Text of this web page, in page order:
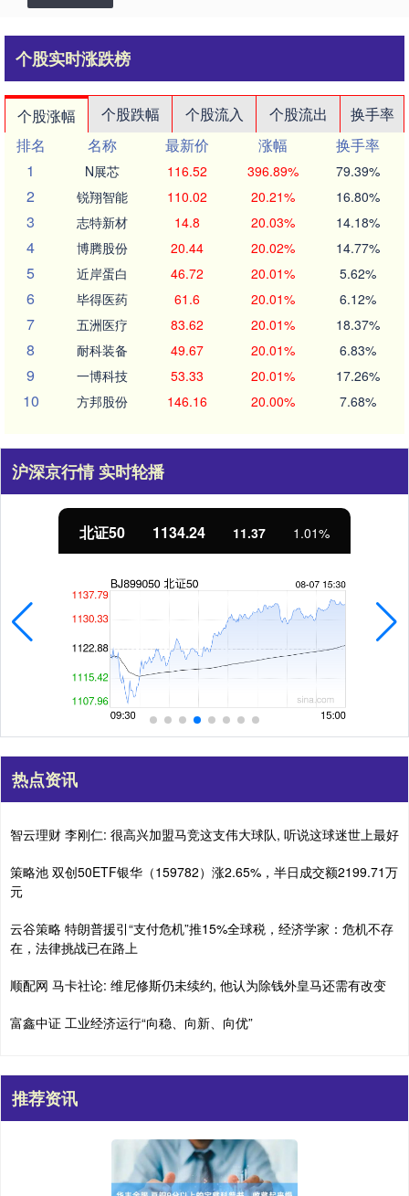
个股实时涨跌榜
个股涨幅 个股跌幅 个股流入 个股流出
换手率
排名
名称 最新价 涨幅
换手率
1
N展芯 116.52 396.89% 79.39%
2 锐翔智能 110.02 20.21% 16.80%
3 志特新材 14.8 20.03% 14.18%
4 博腾股份 20.44 20.02% 14.77%
5 近岸蛋白 46.72 20.01% 5.62%
6 毕得医药 61.6 20.01% 6.12%
7 五洲医疗 83.62 20.01% 18.37%
8 耐科装备 49.67 20.01% 6.83%
9 一博科技 53.33 20.01% 17.26%
10 方邦股份 146.16 20.00% 7.68%
沪深京行情 实时轮播
北证50 1134.24 11.37 1.01%
热点资讯
智云理财 李刚仁: 很高兴加盟马竞这支伟大球队, 听说这球迷世上最好
策略池 双创50ETF银华（159782）涨2.65%，半日成交额2199.71万
元
云谷策略 特朗普援引“支付危机”推15%全球税，经济学家：危机不存
在，法律挑战已在路上
顺配网 马卡社论: 维尼修斯仍未续约, 他认为除钱外皇马还需有改变
富鑫中证 工业经济运行“向稳、向新、向优”
推荐资讯